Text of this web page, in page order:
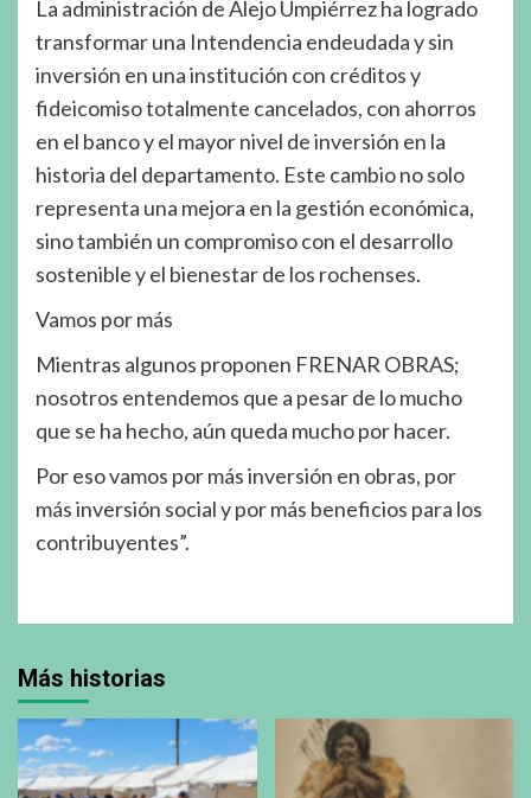
La administración de Alejo Umpiérrez ha logrado
transformar una Intendencia endeudada y sin
inversión en una institución con créditos y
fideicomiso totalmente cancelados, con ahorros
en el banco y el mayor nivel de inversión en la
historia del departamento. Este cambio no solo
representa una mejora en la gestión económica,
sino también un compromiso con el desarrollo
sostenible y el bienestar de los rochenses.
Vamos por más
Mientras algunos proponen FRENAR OBRAS;
nosotros entendemos que a pesar de lo mucho
que se ha hecho, aún queda mucho por hacer.
Por eso vamos por más inversión en obras, por
más inversión social y por más beneficios para los
contribuyentes”.
Más historias